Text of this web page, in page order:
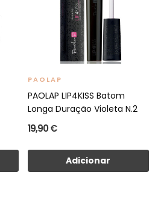
PAOLAP
PAOLAP LIP4KISS Batom
Longa Duração Violeta N.2
19,90 €
Adicionar